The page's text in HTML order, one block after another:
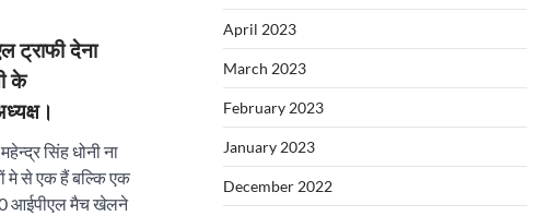
ट्राफी देना
के
सिंह धोनी ना
मे से एक हैं बल्कि एक
आईपीएल मैच खेलने
April 2023
March 2023
February 2023
January 2023
December 2022